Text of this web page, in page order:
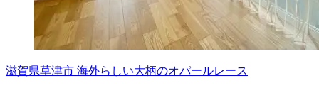
滋賀県草津市 海外らしい大柄のオパールレース